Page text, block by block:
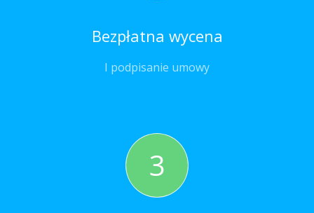
Bezpłatna wycena
I podpisanie umowy
3